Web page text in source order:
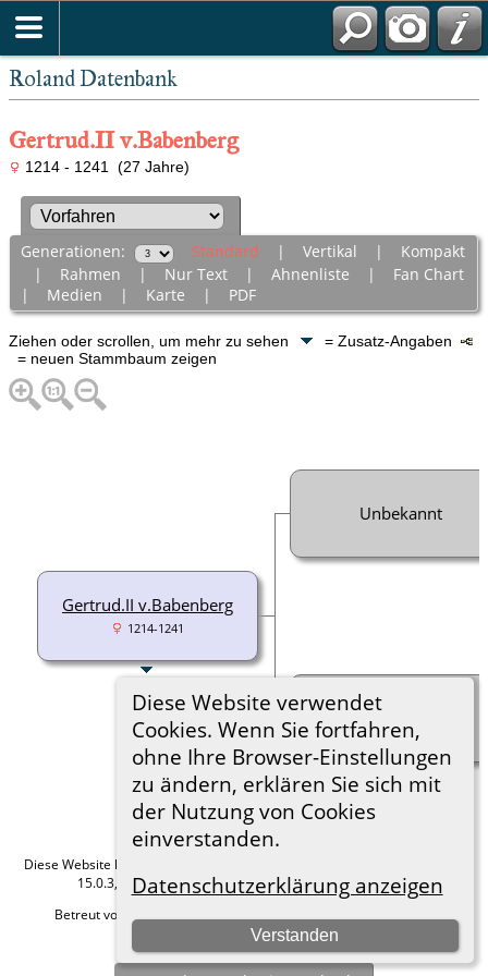
Roland Datenbank
Diese Website verwendet
Cookies. Wenn Sie fortfahren,
ohne Ihre Browser-Einstellungen
zu ändern, erklären Sie sich mit
der Nutzung von Cookies
einverstanden.
Datenschutzerklärung anzeigen
Verstanden
Gertrud.II v.Babenberg
1214 - 1241 (27 Jahre)
Generationen: Standard | Vertikal | Kompakt
| Rahmen | Nur Text| Ahnenliste | Fan Chart
| Medien | Karte | PDF
Ziehen oder scrollen, um mehr zu sehen
= Zusatz-Angaben
= neuen Stammbaum zeigen
Gertrud.II v.Babenberg
1214-1241
Unbekannt
Unbekannt
Diese Website läuft mit
15.0.3, programmiert von Darrin Lythgoe © 2001-2026.
Betreut von
Hier geht es zum Impressum